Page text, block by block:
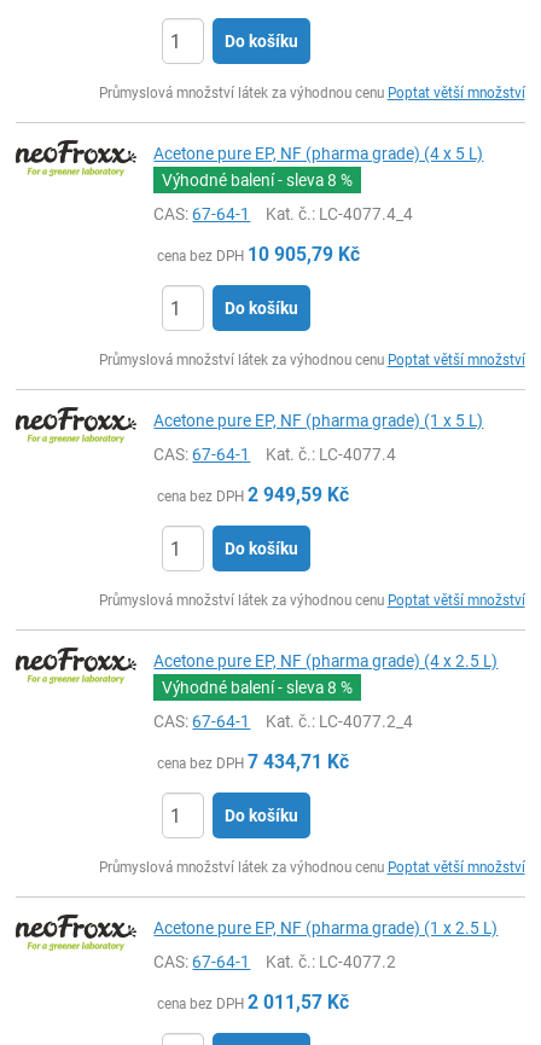
Do košíku
Průmyslová množství látek za výhodnou cenu Poptat větší množství
Acetone pure EP, NF (pharma grade) (4 x 5 L)
Výhodné balení - sleva8 %
CAS:67-64-1 Kat. č.: LC-4077.4_4
cena bez DPH 10 905,79 Kč
Do košíku
Průmyslová množství látek za výhodnou cenu Poptat větší množství
Acetone pure EP, NF (pharma grade) (1 x 5 L)
CAS:67-64-1 Kat. č.: LC-4077.4
cena bez DPH 2 949,59 Kč
Do košíku
Průmyslová množství látek za výhodnou cenu Poptat větší množství
Acetone pure EP, NF (pharma grade) (4 x 2.5 L)
Výhodné balení - sleva8 %
CAS:67-64-1 Kat. č.: LC-4077.2_4
cena bez DPH 7 434,71 Kč
Do košíku
Průmyslová množství látek za výhodnou cenu Poptat větší množství
Acetone pure EP, NF (pharma grade) (1 x 2.5 L)
CAS:67-64-1 Kat. č.: LC-4077.2
cena bez DPH 2 011,57 Kč